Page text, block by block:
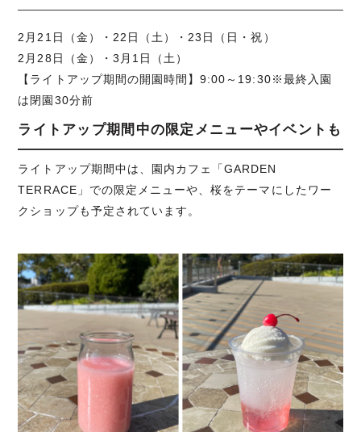
2月21日（金）・22日（土）・23日（日・祝）
2月28日（金）・3月1日（土）
【ライトアップ期間の開園時間】9:00～19:30※最終入園
は閉園30分前
ライトアップ期間中の限定メニューやイベントも
ライトアップ期間中は、園内カフェ「GARDEN
TERRACE」での限定メニューや、桜をテーマにしたワー
クショップも予定されています。